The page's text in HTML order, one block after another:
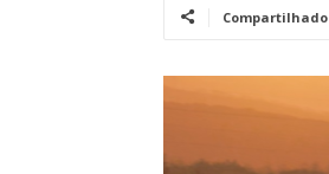
Compartilhado